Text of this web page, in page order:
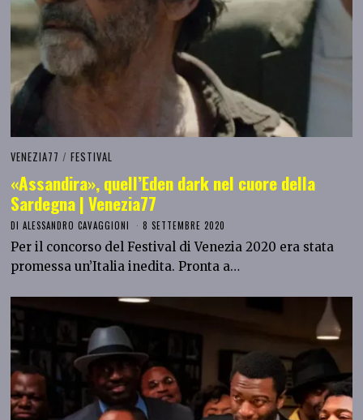
VENEZIA77 / FESTIVAL
«Assandira», quell’Eden dark nel cuore della
Sardegna | Venezia77
DIALESSANDRO CAVAGGIONI 8 SETTEMBRE 2020
Per il concorso del Festival di Venezia 2020 era stata
promessa un’Italia inedita. Pronta a…